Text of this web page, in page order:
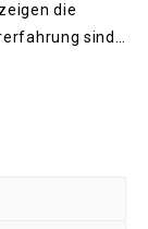
die
sind…